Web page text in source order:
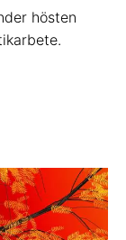
hösten